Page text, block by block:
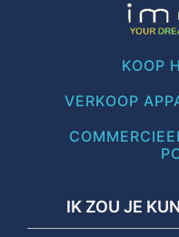
KOOP
VERKOOP
IK ZOU JE